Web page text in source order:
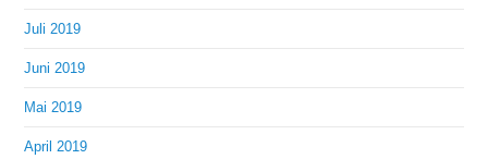
Juli 2019
Juni 2019
Mai 2019
April 2019